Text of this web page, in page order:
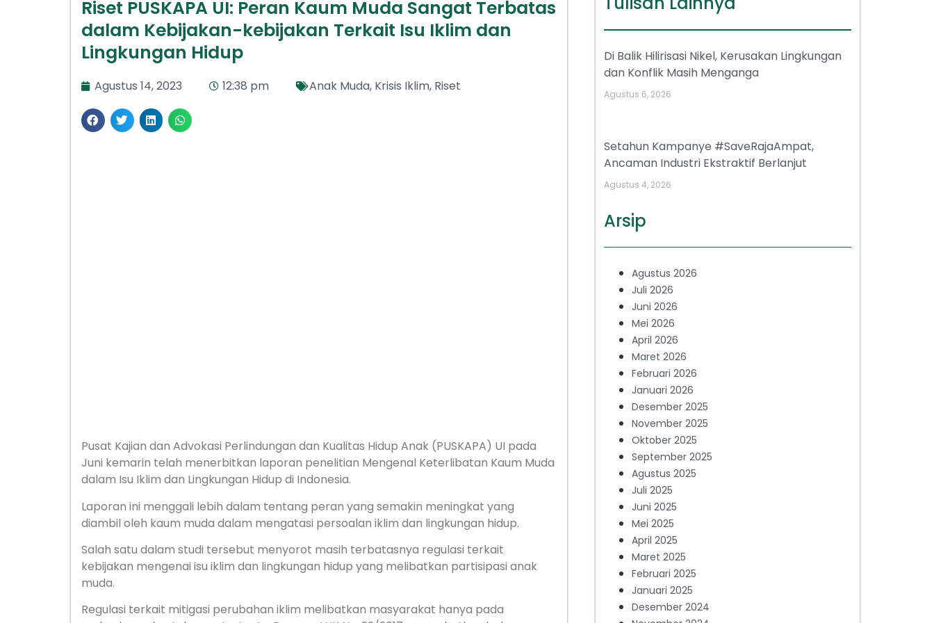
Riset PUSKAPA UI: Peran Kaum Muda Sangat Terbatas
dalam Kebijakan-kebijakan Terkait Isu Iklim dan
Lingkungan Hidup
Agustus 14, 2023 12:38 pm Anak Muda, Krisis Iklim, Riset
Pusat Kajian dan Advokasi Perlindungan dan Kualitas Hidup Anak (PUSKAPA) UI pada
Juni kemarin telah menerbitkan laporan penelitian Mengenal Keterlibatan Kaum Muda
dalam Isu Iklim dan Lingkungan Hidup di Indonesia.
Laporan ini menggali lebih dalam tentang peran yang semakin meningkat yang
diambil oleh kaum muda dalam mengatasi persoalan iklim dan lingkungan hidup.
Salah satu dalam studi tersebut menyorot masih terbatasnya regulasi terkait
kebijakan mengenai isu iklim dan lingkungan hidup yang melibatkan partisipasi anak
muda.
Regulasi terkait mitigasi perubahan iklim melibatkan masyarakat hanya pada
Di Balik Hilirisasi Nikel, Kerusakan Lingkungan
dan Konflik Masih Menganga
Agustus 6, 2026
Setahun Kampanye #SaveRajaAmpat,
Ancaman Industri Ekstraktif Berlanjut
Agustus 4, 2026
Arsip
Agustus 2026
Juli 2026
Juni 2026
Mei 2026
April 2026
Maret 2026
Februari 2026
Januari 2026
Desember 2025
November 2025
Oktober 2025
September 2025
Agustus 2025
Juli 2025
Juni 2025
Mei 2025
April 2025
Maret 2025
Februari 2025
Januari 2025
Desember 2024